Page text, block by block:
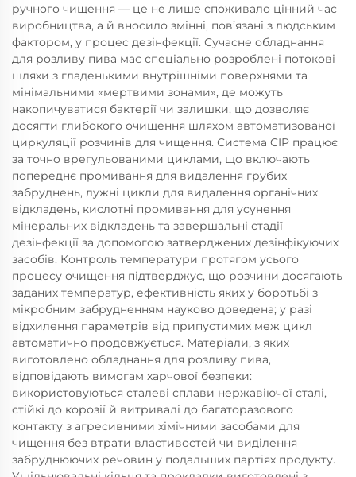
ручного чищення — це не лише споживало цінний час
виробництва, а й вносило змінні, пов’язані з людським
фактором, у процес дезінфекції. Сучасне обладнання
для розливу пива має спеціально розроблені потокові
шляхи з гладенькими внутрішніми поверхнями та
мінімальними «мертвими зонами», де можуть
накопичуватися бактерії чи залишки, що дозволяє
досягти глибокого очищення шляхом автоматизованої
циркуляції розчинів для чищення. Система CIP працює
за точно врегульованими циклами, що включають
попереднє промивання для видалення грубих
забруднень, лужні цикли для видалення органічних
відкладень, кислотні промивання для усунення
мінеральних відкладень та завершальні стадії
дезінфекції за допомогою затверджених дезінфікуючих
засобів. Контроль температури протягом усього
процесу очищення підтверджує, що розчини досягають
заданих температур, ефективність яких у боротьбі з
мікробним забрудненням науково доведена; у разі
відхилення параметрів від припустимих меж цикл
автоматично продовжується. Матеріали, з яких
виготовлено обладнання для розливу пива,
відповідають вимогам харчової безпеки:
використовуються сталеві сплави нержавіючої сталі,
стійкі до корозії й витривалі до багаторазового
контакту з агресивними хімічними засобами для
чищення без втрати властивостей чи виділення
забруднюючих речовин у подальших партіях продукту.